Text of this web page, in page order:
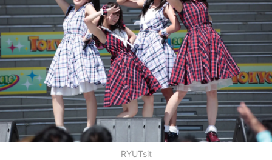
RYUTsit